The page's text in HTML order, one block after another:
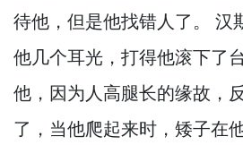
待他， 但是他找错人了。
汉
他几个耳光， 打得他滚下了
他， 因为人高腿长的缘故，
了， 当他爬起来时， 矮子在